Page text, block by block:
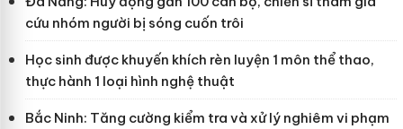
cứu nhóm người bị sóng cuốn trôi
Học sinh được khuyến khích rèn luyện 1 môn thể thao,
thực hành 1 loại hình nghệ thuật
Bắc Ninh: Tăng cường kiểm tra và xử lý nghiêm vi phạm